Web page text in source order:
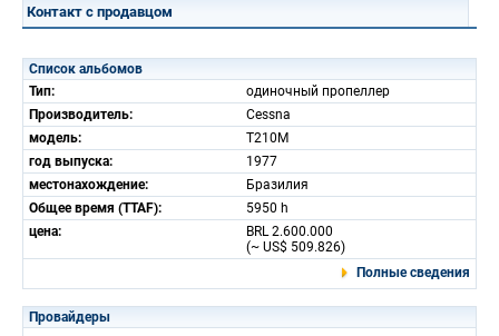
Контакт с продавцом
Список альбомов
Тип:
одиночный пропеллер
Производитель:
Cessna
модель:
T210M
год выпуска:
1977
местонахождение:
Бразилия
Общее время (TTAF):
5950 h
цена:
BRL 2.600.000
(~ US$ 509.826)
Полные сведения
Провайдеры